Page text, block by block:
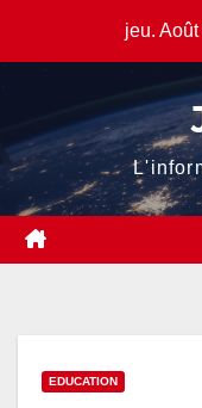
jeu.
EDUCATION